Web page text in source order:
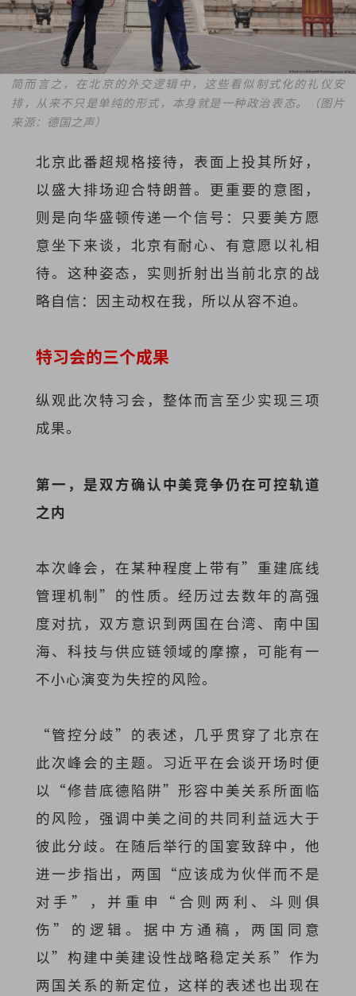
简而言之，在北京的外交逻辑中，这些看似制式化的礼仪安
排，从来不只是单纯的形式，本身就是一种政治表态。
（图片
来源：德国之声）
北京此番超规格接待，表面上投其所好，
以盛大排场迎合特朗普。更重要的意图，
则是向华盛顿传递一个信号：只要美方愿
意坐下来谈，北京有耐心、有意愿以礼相
待。这种姿态，实则折射出当前北京的战
略自信：因主动权在我，所以从容不迫。
特习会的三个成果
纵观此次特习会，整体而言至少实现三项
成果。
第一，是双方确认中美竞争仍在可控轨道
之内
本次峰会，在某种程度上带有”重建底线
管理机制”的性质。经历过去数年的高强
度对抗，双方意识到两国在台湾、南中国
海、科技与供应链领域的摩擦，可能有一
不小心演变为失控的风险。
“管控分歧”的表述，几乎贯穿了北京在
此次峰会的主题。习近平在会谈开场时便
以“修昔底德陷阱”形容中美关系所面临
的风险，强调中美之间的共同利益远大于
彼此分歧。在随后举行的国宴致辞中，他
进一步指出，两国“应该成为伙伴而不是
对手”，并重申“合则两利、斗则俱
伤”的逻辑。据中方通稿，两国同意
以”构建中美建设性战略稳定关系”作为
两国关系的新定位，这样的表述也出现在